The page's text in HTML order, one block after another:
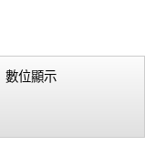
數位顯示